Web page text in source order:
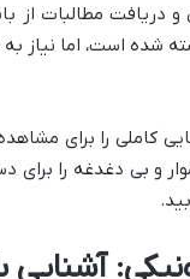
و دریافت مطالبات از
شده است، اما
کاملی را برای
و بی دغدغه را
آشنایی